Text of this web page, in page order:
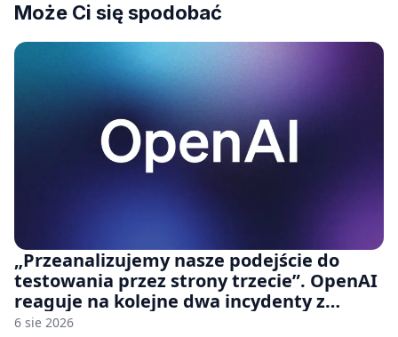
Może Ci się spodobać
„Przeanalizujemy nasze podejście do
testowania przez strony trzecie”. OpenAI
reaguje na kolejne dwa incydenty z
udziałem autorskich modeli
6 sie 2026